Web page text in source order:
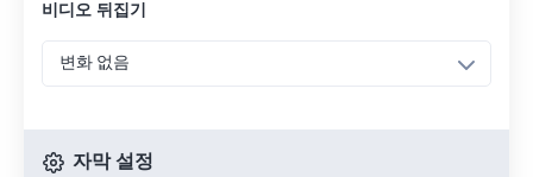
비디오 뒤집기
변화 없음
자막 설정